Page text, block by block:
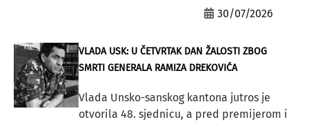
30/07/2026
VLADA USK: U ČETVRTAK DAN ŽALOSTI ZBOG
SMRTI GENERALA RAMIZA DREKOVIĆA
Vlada Unsko-sanskog kantona jutros je
otvorila 48. sjednicu, a pred premijerom i